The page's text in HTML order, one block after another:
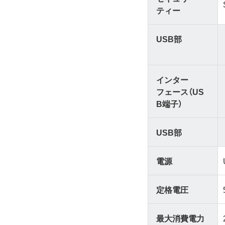
ティー
USB部
インター
フェース（US
B端子）
USB部
電源
定格電圧
最大消費電力